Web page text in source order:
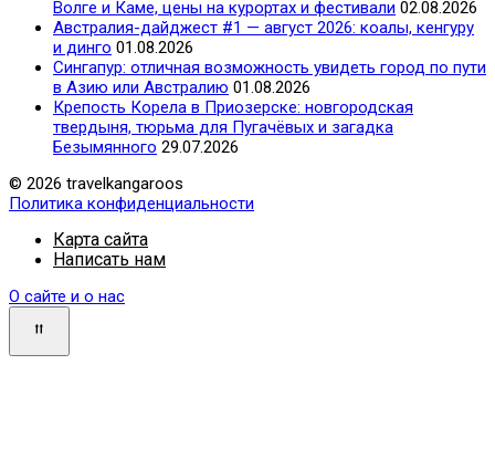
Волге и Каме, цены на курортах и фестивали 02.08.2026
Австралия-дайджест #1 — август 2026: коалы, кенгуру
и динго 01.08.2026
Сингапур: отличная возможность увидеть город по пути
в Азию или Австралию 01.08.2026
Крепость Корела в Приозерске: новгородская
твердыня, тюрьма для Пугачёвых и загадка
Безымянного 29.07.2026
© 2026 travelkangaroos
Политика конфиденциальности
Карта сайта
Написать нам
О сайте и о нас